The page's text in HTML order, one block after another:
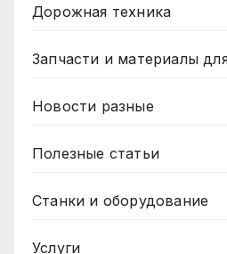
Дорожная техника
Запчасти и материалы
Новости разные
Полезные статьи
Станки и оборудование
Услуги